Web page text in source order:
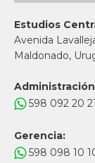
Estudios
Avenida
Maldonado,
Administración
598 092 20
Gerencia:
598 098 10